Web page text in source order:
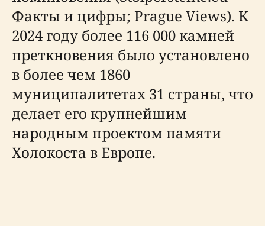
Факты и цифры; Prague Views). К
2024 году более 116 000 камней
преткновения было установлено
в более чем 1860
муниципалитетах 31 страны, что
делает его крупнейшим
народным проектом памяти
Холокоста в Европе.